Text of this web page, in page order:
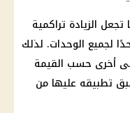
الزيادة تراكمية
لجميع الوحدات. لذلك
أخرى حسب القيمة
سبق تطبيقه عليها من